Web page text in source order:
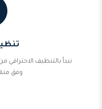
نبدأ بالتنظيف الاحترافي
وفق